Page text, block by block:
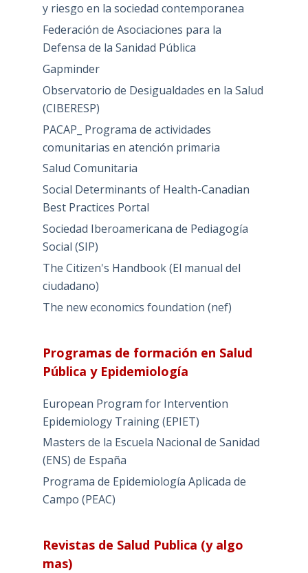
y riesgo en la sociedad contemporanea
Federación de Asociaciones para la
Defensa de la Sanidad Pública
Gapminder
Observatorio de Desigualdades en la Salud
(CIBERESP)
PACAP_ Programa de actividades
comunitarias en atención primaria
Salud Comunitaria
Social Determinants of Health-Canadian
Best Practices Portal
Sociedad Iberoamericana de Pediagogía
Social (SIP)
The Citizen's Handbook (El manual del
ciudadano)
The new economics foundation (nef)
Programas de formación en Salud
Pública y Epidemiología
European Program for Intervention
Epidemiology Training (EPIET)
Masters de la Escuela Nacional de Sanidad
(ENS) de España
Programa de Epidemiología Aplicada de
Campo (PEAC)
Revistas de Salud Publica (y algo
mas)